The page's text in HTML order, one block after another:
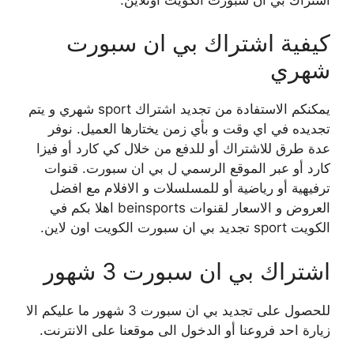
كيفية اشتراك بي ان سبورت
شهري
يمكنكم الاستفادة من تجديد اشتراك sport شهري و يتم
تجديده في اي وقت و بأي زمن يختارها العميل. نوفر
عدة طرق للاشتراك أو للدفع من خلال كي كارد أو فيزا
كارد أو عبر الموقع الرسمي ل بي ان سبورت. قنوات
ترفيهية أو رياضية أو للمسلسلات و الافلام مع افضل
العروض و الاسعار لقنوات beinsports اهلا بكم في
الكويت sport تجديد بي ان سبورت الكويت اون لاين.
اشتراك بي ان سبورت 3 شهور
للحصول على تجديد بي ان سبورت 3 شهور ما عليكم الا
زيارة احد فروعنا أو الدخول الى موقعنا على الانترنت.